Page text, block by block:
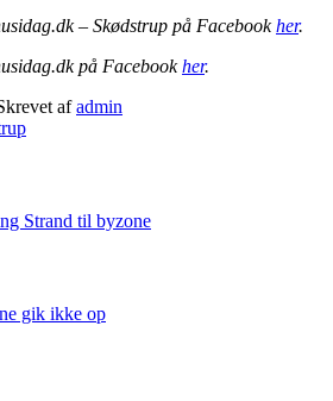
– Skødstrup på Facebookher.
på Facebookher.
afadmin
Strand til byzone
gik ikke op